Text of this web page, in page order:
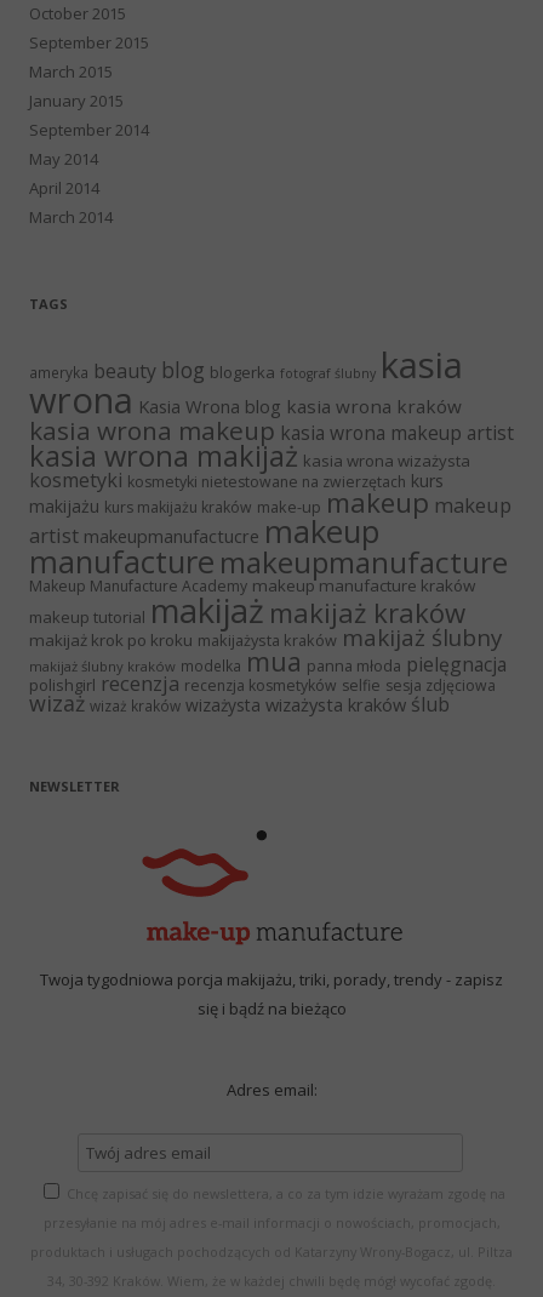
October 2015
September 2015
March 2015
January 2015
September 2014
May 2014
April 2014
March 2014
TAGS
ameryka beauty blog blogerka fotograf ślubny kasia
wrona Kasia Wrona blog kasia wrona kraków
kasia wrona makeup kasia wrona makeup artist
kasia wrona makijaż kasia wrona wizażysta
kosmetyki kosmetyki nietestowane na zwierzętach kurs
makijażu kurs makijażu kraków make-up makeup makeup
artist makeupmanufactucre makeup
manufacture makeupmanufacture
Makeup Manufacture Academy makeup manufacture kraków
makeup tutorial makijaż makijaż kraków
makijaż krok po kroku makijażysta kraków makijaż ślubny
makijaż ślubny kraków modelka mua panna młoda pielęgnacja
polishgirl recenzja recenzja kosmetyków selfie sesja zdjęciowa
wizaż wizaż kraków wizażysta wizażysta kraków ślub
NEWSLETTER
Twoja tygodniowa porcja makijażu, triki, porady, trendy - zapisz
się i bądź na bieżąco
Adres email:
Chcę zapisać się do newslettera, a co za tym idzie wyrażam zgodę na
przesyłanie na mój adres e-mail informacji o nowościach, promocjach,
produktach i usługach pochodzących od Katarzyny Wrony-Bogacz, ul. Piltza
34, 30-392 Kraków. Wiem, że w każdej chwili będę mógł wycofać zgodę.